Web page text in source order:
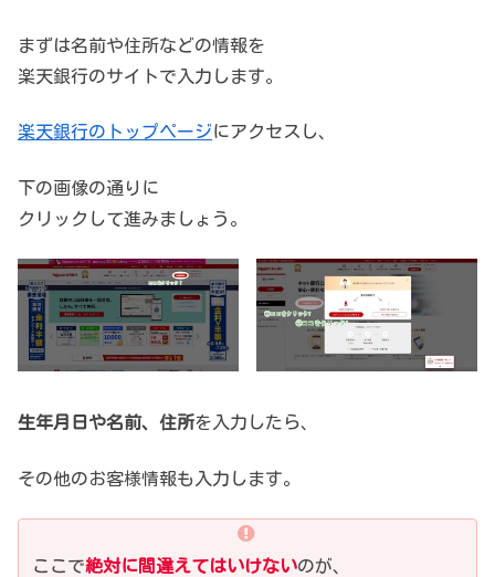
まずは名前や住所などの情報を
楽天銀行のサイトで入力します。
楽天銀行のトップページにアクセスし、
下の画像の通りに
クリックして進みましょう。
生年月日や名前、住所を入力したら、
その他のお客様情報も入力します。
ここで絶対に間違えてはいけないのが、